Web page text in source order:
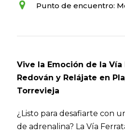
Punto de encuentro:
Vive la Emoción de la Vía
Redován y Relájate en
Torrevieja
¿Listo para desafiarte con
de adrenalina? La Vía